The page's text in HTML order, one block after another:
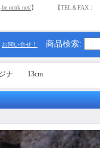
】 【TEL＆FAX： 03-
お問い合せ！ 商品検索:
ジナ 13cm